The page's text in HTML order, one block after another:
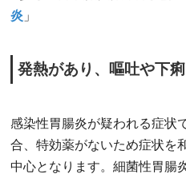
炎 」
発熱があり、嘔吐や下
感染性胃腸炎が疑われる症状
合、特効薬がないため症状を
中心となります。細菌性胃腸